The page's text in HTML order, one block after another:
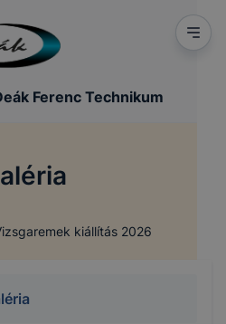
Ferenc Technikum
kiállítás 2026